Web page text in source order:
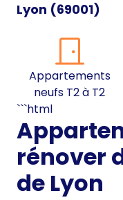
Lyon (69001)
Appartements
neufs T2 à T2
```html
rénover
de Lyon